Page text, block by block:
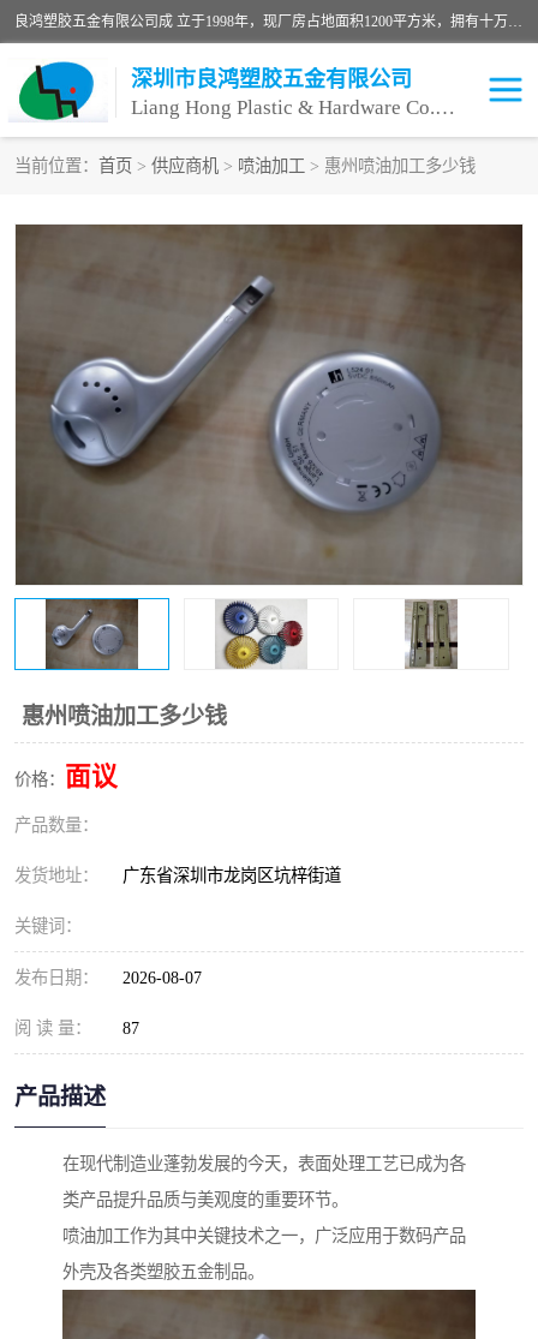
良鸿塑胶五金有限公司成 立于1998年，现厂房占地面积1200平方米，拥有十万级无尘车间，自动喷涂线1条，手动喷涂线2条，丝印移印滚印烫印拉线1条，本公司自建厂以来一直 以“顾客、品质、服务三个第一”为原则，从来货到处理、喷漆、烘烤、品检、包装等每一道工序都严格把持质量关，竭诚为广大朋友、客户服务。现如今已深得广 大客户信赖。
深圳市良鸿塑胶五金有限公司
Liang Hong Plastic & Hardware Co. Ltd
当前位置： 首页 > 供应商机 > 喷油加工 > 惠州喷油加工多少钱
惠州喷油加工多少钱
价格： 面议
产品数量：
发货地址： 广东省深圳市龙岗区坑梓街道
关键词：
发布日期： 2026-08-07
阅 读 量： 87
产品描述
在现代制造业蓬勃发展的今天，表面处理工艺已成为各
类产品提升品质与美观度的重要环节。
喷油加工作为其中关键技术之一，广泛应用于数码产品
外壳及各类塑胶五金制品。
塑胶外壳喷油 五金外壳喷油